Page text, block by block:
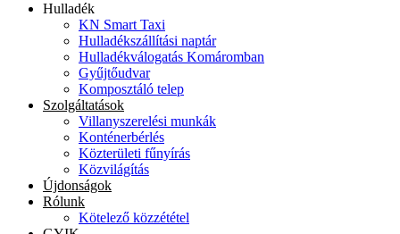
Hulladék
KN Smart Taxi
Hulladékszállítási naptár
Hulladékválogatás Komáromban
Gyűjtőudvar
Komposztáló telep
Szolgáltatások
Villanyszerelési munkák
Konténerbérlés
Közterületi fűnyírás
Közvilágítás
Újdonságok
Rólunk
Kötelező közzététel